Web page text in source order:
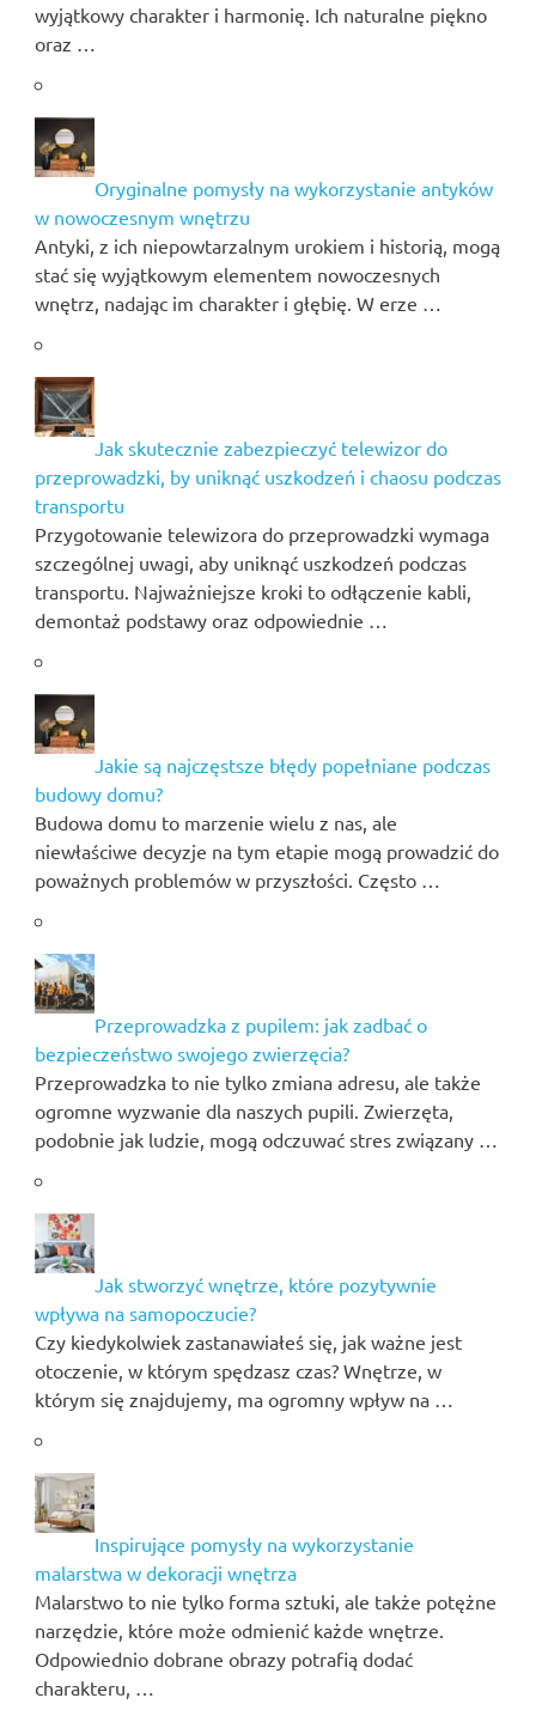
wyjątkowy charakter i harmonię. Ich naturalne piękno
oraz …
Oryginalne pomysły na wykorzystanie antyków
w nowoczesnym wnętrzu
Antyki, z ich niepowtarzalnym urokiem i historią, mogą
stać się wyjątkowym elementem nowoczesnych
wnętrz, nadając im charakter i głębię. W erze …
Jak skutecznie zabezpieczyć telewizor do
przeprowadzki, by uniknąć uszkodzeń i chaosu podczas
transportu
Przygotowanie telewizora do przeprowadzki wymaga
szczególnej uwagi, aby uniknąć uszkodzeń podczas
transportu. Najważniejsze kroki to odłączenie kabli,
demontaż podstawy oraz odpowiednie …
Jakie są najczęstsze błędy popełniane podczas
budowy domu?
Budowa domu to marzenie wielu z nas, ale
niewłaściwe decyzje na tym etapie mogą prowadzić do
poważnych problemów w przyszłości. Często …
Przeprowadzka z pupilem: jak zadbać o
bezpieczeństwo swojego zwierzęcia?
Przeprowadzka to nie tylko zmiana adresu, ale także
ogromne wyzwanie dla naszych pupili. Zwierzęta,
podobnie jak ludzie, mogą odczuwać stres związany …
Jak stworzyć wnętrze, które pozytywnie
wpływa na samopoczucie?
Czy kiedykolwiek zastanawiałeś się, jak ważne jest
otoczenie, w którym spędzasz czas? Wnętrze, w
którym się znajdujemy, ma ogromny wpływ na …
Inspirujące pomysły na wykorzystanie
malarstwa w dekoracji wnętrza
Malarstwo to nie tylko forma sztuki, ale także potężne
narzędzie, które może odmienić każde wnętrze.
Odpowiednio dobrane obrazy potrafią dodać
charakteru, …